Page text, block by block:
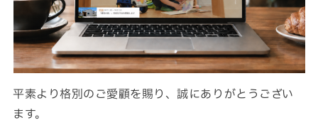
お問い合わせ
サイトマップ
個人情報のお取り扱いについて
お電話でのお問い合わせ
平素より格別のご愛顧を賜り、誠にありがとうござい
ます。